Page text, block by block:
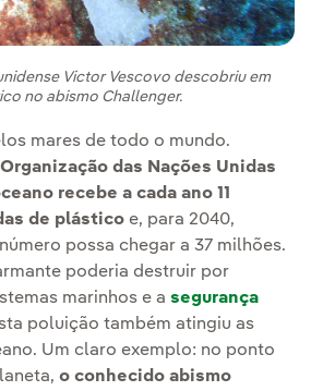
Victor Vescovo descobriu em
no abismo Challenger.
mares de todo o mundo.
das Nações Unidas
recebe a cada ano 11
de plástico e, para 2040,
possa chegar a 37 milhões.
poderia destruir por
marinhos e a segurança
poluição também atingiu as
Um claro exemplo: no ponto
o conhecido abismo